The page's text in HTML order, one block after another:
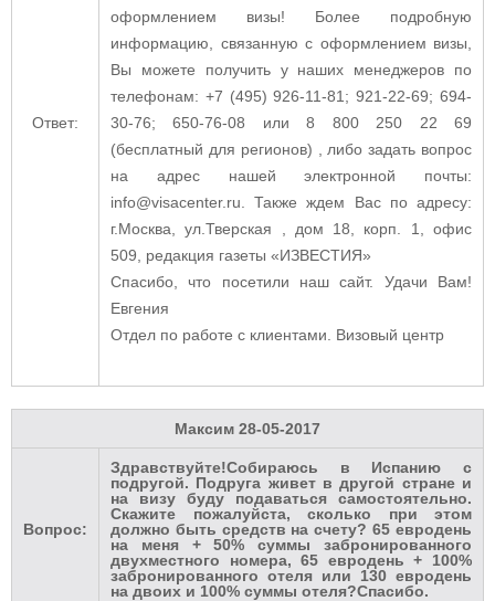
Ответ:
оформлением визы! Более подробную
информацию, связанную с оформлением визы,
Вы можете получить у наших менеджеров по
телефонам: +7 (495) 926-11-81; 921-22-69; 694-
30-76; 650-76-08 или 8 800 250 22 69
(бесплатный для регионов) , либо задать вопрос
на адрес нашей электронной почты:
info@visacenter.ru. Также ждем Вас по адресу:
г.Москва, ул.Тверская , дом 18, корп. 1, офис
509, редакция газеты «ИЗВЕСТИЯ»
Спасибо, что посетили наш сайт. Удачи Вам!
Евгения
Отдел по работе с клиентами. Визовый центр
Максим 28-05-2017
Вопрос:
Здравствуйте!Собираюсь в Испанию с
подругой. Подруга живет в другой стране и
на визу буду подаваться самостоятельно.
Скажите пожалуйста, сколько при этом
должно быть средств на счету? 65 евродень
на меня + 50% суммы забронированного
двухместного номера, 65 евродень + 100%
забронированного отеля или 130 евродень
на двоих и 100% суммы отеля?Спасибо.